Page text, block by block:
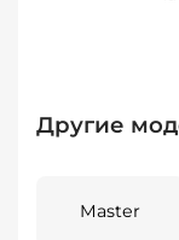
Другие
Master